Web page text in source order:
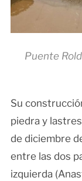
Puente
Su
piedra y
de diciembre
entre las dos
izquierda